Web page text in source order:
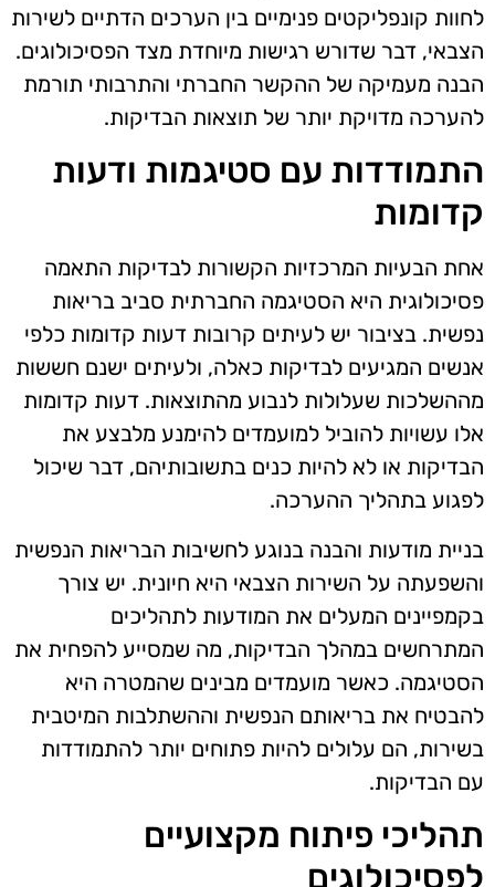
לחוות קונפליקטים פנימיים בין הערכים הדתיים לשירות
הצבאי, דבר שדורש רגישות מיוחדת מצד הפסיכולוגים.
הבנה מעמיקה של ההקשר החברתי והתרבותי תורמת
להערכה מדויקת יותר של תוצאות הבדיקות.
התמודדות עם סטיגמות ודעות
קדומות
אחת הבעיות המרכזיות הקשורות לבדיקות התאמה
פסיכולוגית היא הסטיגמה החברתית סביב בריאות
נפשית. בציבור יש לעיתים קרובות דעות קדומות כלפי
אנשים המגיעים לבדיקות כאלה, ולעיתים ישנם חששות
מההשלכות שעלולות לנבוע מהתוצאות. דעות קדומות
אלו עשויות להוביל למועמדים להימנע מלבצע את
הבדיקות או לא להיות כנים בתשובותיהם, דבר שיכול
לפגוע בתהליך ההערכה.
בניית מודעות והבנה בנוגע לחשיבות הבריאות הנפשית
והשפעתה על השירות הצבאי היא חיונית. יש צורך
בקמפיינים המעלים את המודעות לתהליכים
המתרחשים במהלך הבדיקות, מה שמסייע להפחית את
הסטיגמה. כאשר מועמדים מבינים שהמטרה היא
להבטיח את בריאותם הנפשית וההשתלבות המיטבית
בשירות, הם עלולים להיות פתוחים יותר להתמודדות
עם הבדיקות.
תהליכי פיתוח מקצועיים
לפסיכולוגים